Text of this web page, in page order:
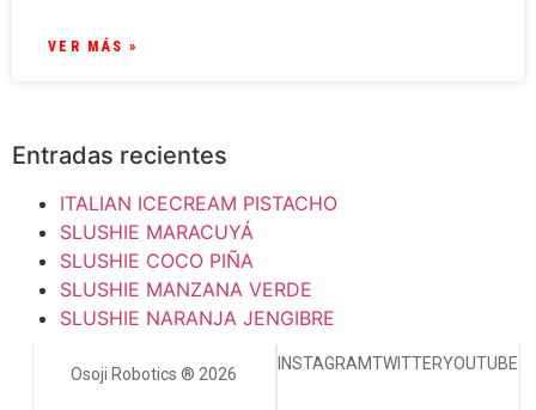
VER MÁS »
Entradas recientes
ITALIAN ICECREAM PISTACHO
SLUSHIE MARACUYÁ
SLUSHIE COCO PIÑA
SLUSHIE MANZANA VERDE
SLUSHIE NARANJA JENGIBRE
Osoji Robotics ® 2026
INSTAGRAMTWITTERYOUTUBE